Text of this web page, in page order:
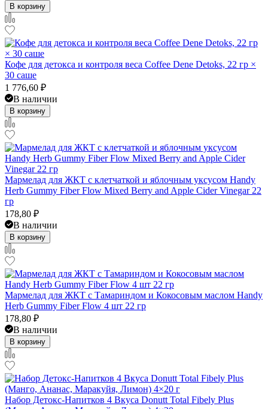
В корзину
Кофе для детокса и контроля веса Coffee Dene Detoks, 22 гр ×
30 саше
1 776,60 ₽
В наличии
В корзину
Мармелад для ЖКТ с клетчаткой и яблочным уксусом Handy
Herb Gummy Fiber Flow Mixed Berry and Apple Cider Vinegar 22
гр
178,80 ₽
В наличии
В корзину
Мармелад для ЖКТ с Тамариндом и Кокосовым маслом Handy
Herb Gummy Fiber Flow 4 шт 22 гр
178,80 ₽
В наличии
В корзину
Набор Детокс-Напитков 4 Вкуса Donutt Total Fibely Plus